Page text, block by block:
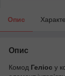
Опис
Опис
Комод Геліос у